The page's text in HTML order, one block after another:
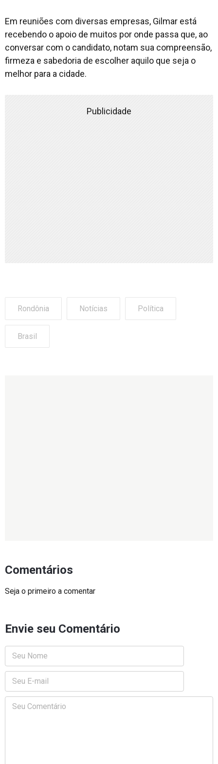
Em reuniões com diversas empresas, Gilmar está
recebendo o apoio de muitos por onde passa que, ao
conversar com o candidato, notam sua compreensão,
firmeza e sabedoria de escolher aquilo que seja o
melhor para a cidade.
Publicidade
Rondônia Notícias Política
Brasil
Comentários
Seja o primeiro a comentar
Envie seu Comentário